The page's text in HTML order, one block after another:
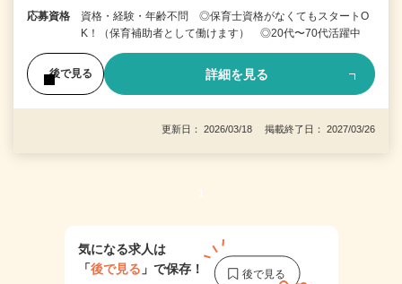
応募資格
資格・経験・年齢不問 ◎保育士資格がなくてもスタートO
K！（保育補助者として働けます） ◎20代〜70代活躍中
後で見る 詳細を見る
更新日： 2026/03/18 掲載終了日： 2027/03/26
1
気になる求人は
「後で見る 」で保存！